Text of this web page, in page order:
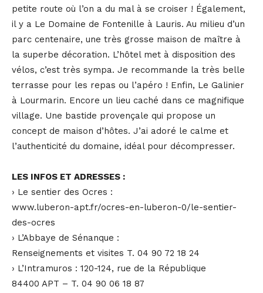
petite route où l’on a du mal à se croiser ! Également,
il y a Le Domaine de Fontenille à Lauris. Au milieu d’un
parc centenaire, une très grosse maison de maître à
la superbe décoration. L’hôtel met à disposition des
vélos, c’est très sympa. Je recommande la très belle
terrasse pour les repas ou l’apéro ! Enfin, Le Galinier
à Lourmarin. Encore un lieu caché dans ce magnifique
village. Une bastide provençale qui propose un
concept de maison d’hôtes. J’ai adoré le calme et
l’authenticité du domaine, idéal pour décompresser.
LES INFOS ET ADRESSES :
› Le sentier des Ocres :
www.luberon-apt.fr/ocres-en-luberon-0/le-sentier-
des-ocres
› L’Abbaye de Sénanque :
Renseignements et visites T. 04 90 72 18 24
› L’Intramuros : 120-124, rue de la République
84400 APT – T. 04 90 06 18 87